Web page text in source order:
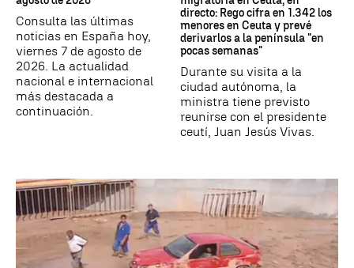
Consulta las últimas
noticias en España hoy,
viernes 7 de agosto de
2026. La actualidad
nacional e internacional
más destacada a
continuación.
directo: Rego cifra en 1.342 los
menores en Ceuta y prevé
derivarlos a la península "en
pocas semanas"
Durante su visita a la
ciudad autónoma, la
ministra tiene previsto
reunirse con el presidente
ceutí, Juan Jesús Vivas.